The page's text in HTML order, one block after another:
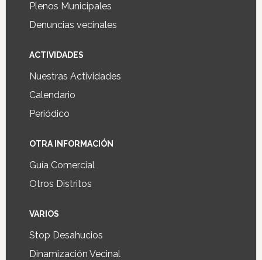
Plenos Municipales
Denuncias vecinales
ACTIVIDADES
Nuestras Actividades
Calendario
Periódico
OTRA INFORMACIÓN
Guía Comercial
Otros Distritos
VARIOS
Stop Desahucios
Dinamización Vecinal